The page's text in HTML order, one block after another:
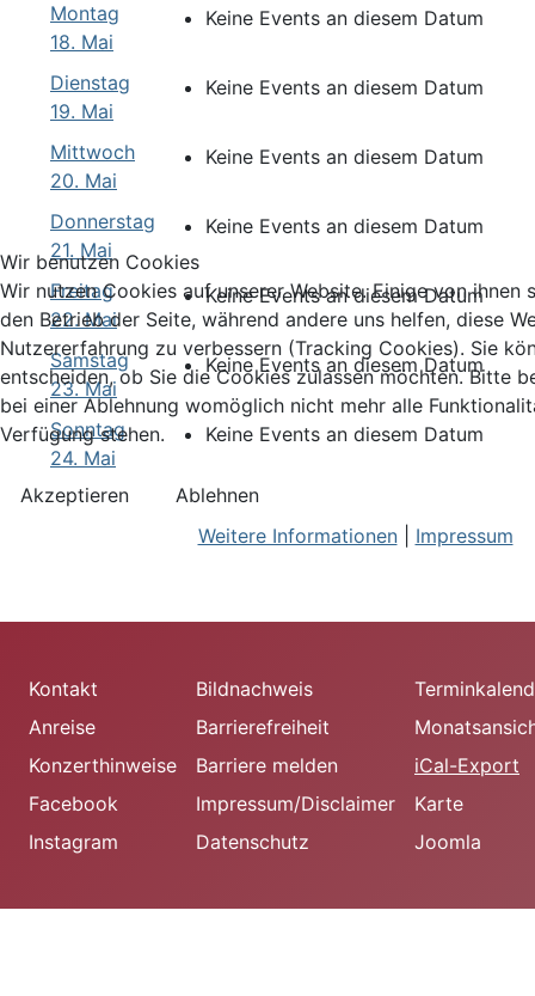
Montag
18. Mai
Keine Events an diesem Datum
Dienstag
19. Mai
Keine Events an diesem Datum
Mittwoch
20. Mai
Keine Events an diesem Datum
Donnerstag
21. Mai
Keine Events an diesem Datum
Freitag
22. Mai
Keine Events an diesem Datum
Samstag
23. Mai
Keine Events an diesem Datum
Sonntag
24. Mai
Keine Events an diesem Datum
Kontakt
Anreise
Konzerthinweise
Facebook
Instagram
Bildnachweis
Barrierefreiheit
Barriere melden
Impressum/Disclaimer
Datenschutz
iCal-Export
Karte
Joomla
Wir benutzen Cookies
Wir nutzen Cookies auf unserer Website. Einige von ihnen
den Betrieb der Seite, während andere uns helfen, diese
Nutzererfahrung zu verbessern (Tracking Cookies). Sie
entscheiden, ob Sie die Cookies zulassen möchten. Bitte
bei einer Ablehnung womöglich nicht mehr alle
Verfügung stehen.
Akzeptieren
Ablehnen
Weitere Informationen| Impressum